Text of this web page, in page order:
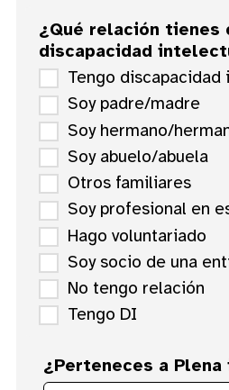
¿Qué relación tienes
discapacidad
Tengo
Soy padre/madre
Soy hermano/
Soy abuelo/abuela
Otros familiares
Soy profesional en
Hago voluntariado
Soy socio de una
No tengo relación
Tengo DI
¿Perteneces a